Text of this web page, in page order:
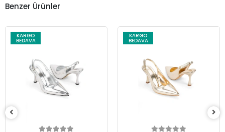
Benzer Ürünler
KARGO
BEDAVA
KARGO
BEDAVA